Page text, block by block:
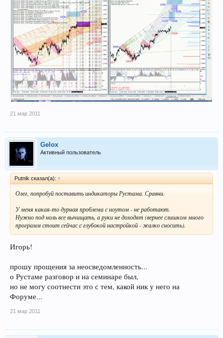
21 мар 2011
Gelox
Активный пользователь
Рutnik сказал(а): ↑
Олег, попробуй поставить индикаторы Рустама. Сравни.
У меня какая-то дурная проблема с ноутом - не работают.
Нужно под ноль все вычищать, а руки не доходят (вернее слишком много
программ стоит сейчас с глубокой настройкой - жалко сносить).
Игорь!
прошу прощения за неосведомленность...
о Рустаме разговор и на семинаре был,
но не могу соотнести это с тем, какой ник у него на
Форуме...
21 мар 2011